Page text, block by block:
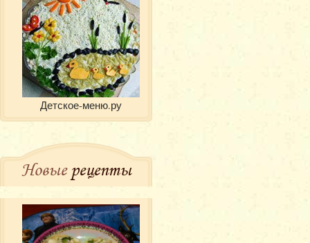
Детское-меню.ру
Новыерецепты